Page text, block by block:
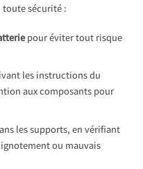
sécurité :
pour éviter tout risque
les instructions du
aux composants pour
les supports, en vérifiant
ou mauvais